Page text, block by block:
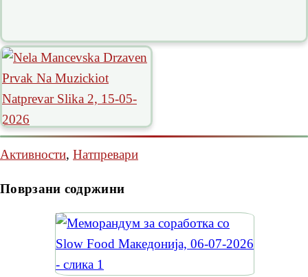
Активности, Натпревари
Поврзани содржини